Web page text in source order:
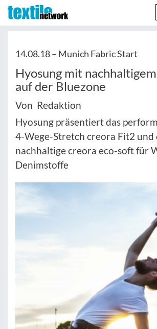
14.08.18 – Munich Fabric Start
Hyosung mit
auf der Bluezone
Von Redaktion
Hyosung präsentiert das
4-Wege-Stretch creora Fit2 und
nachhaltige creora eco-soft für
Denimstoffe